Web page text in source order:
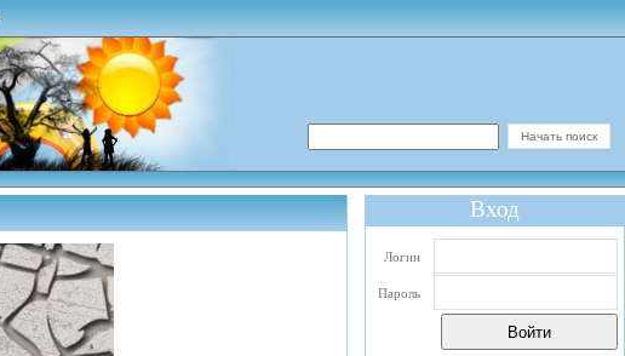
Вход
Логин
Пароль